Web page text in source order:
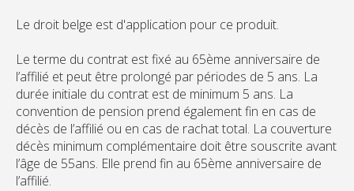
Le droit belge est d'application pour ce produit.
Le terme du contrat est fixé au 65ème anniversaire de
l’affilié et peut être prolongé par périodes de 5 ans. La
durée initiale du contrat est de minimum 5 ans. La
convention de pension prend également fin en cas de
décès de l’affilié ou en cas de rachat total. La couverture
décès minimum complémentaire doit être souscrite avant
l’âge de 55ans. Elle prend fin au 65ème anniversaire de
l’affilié.